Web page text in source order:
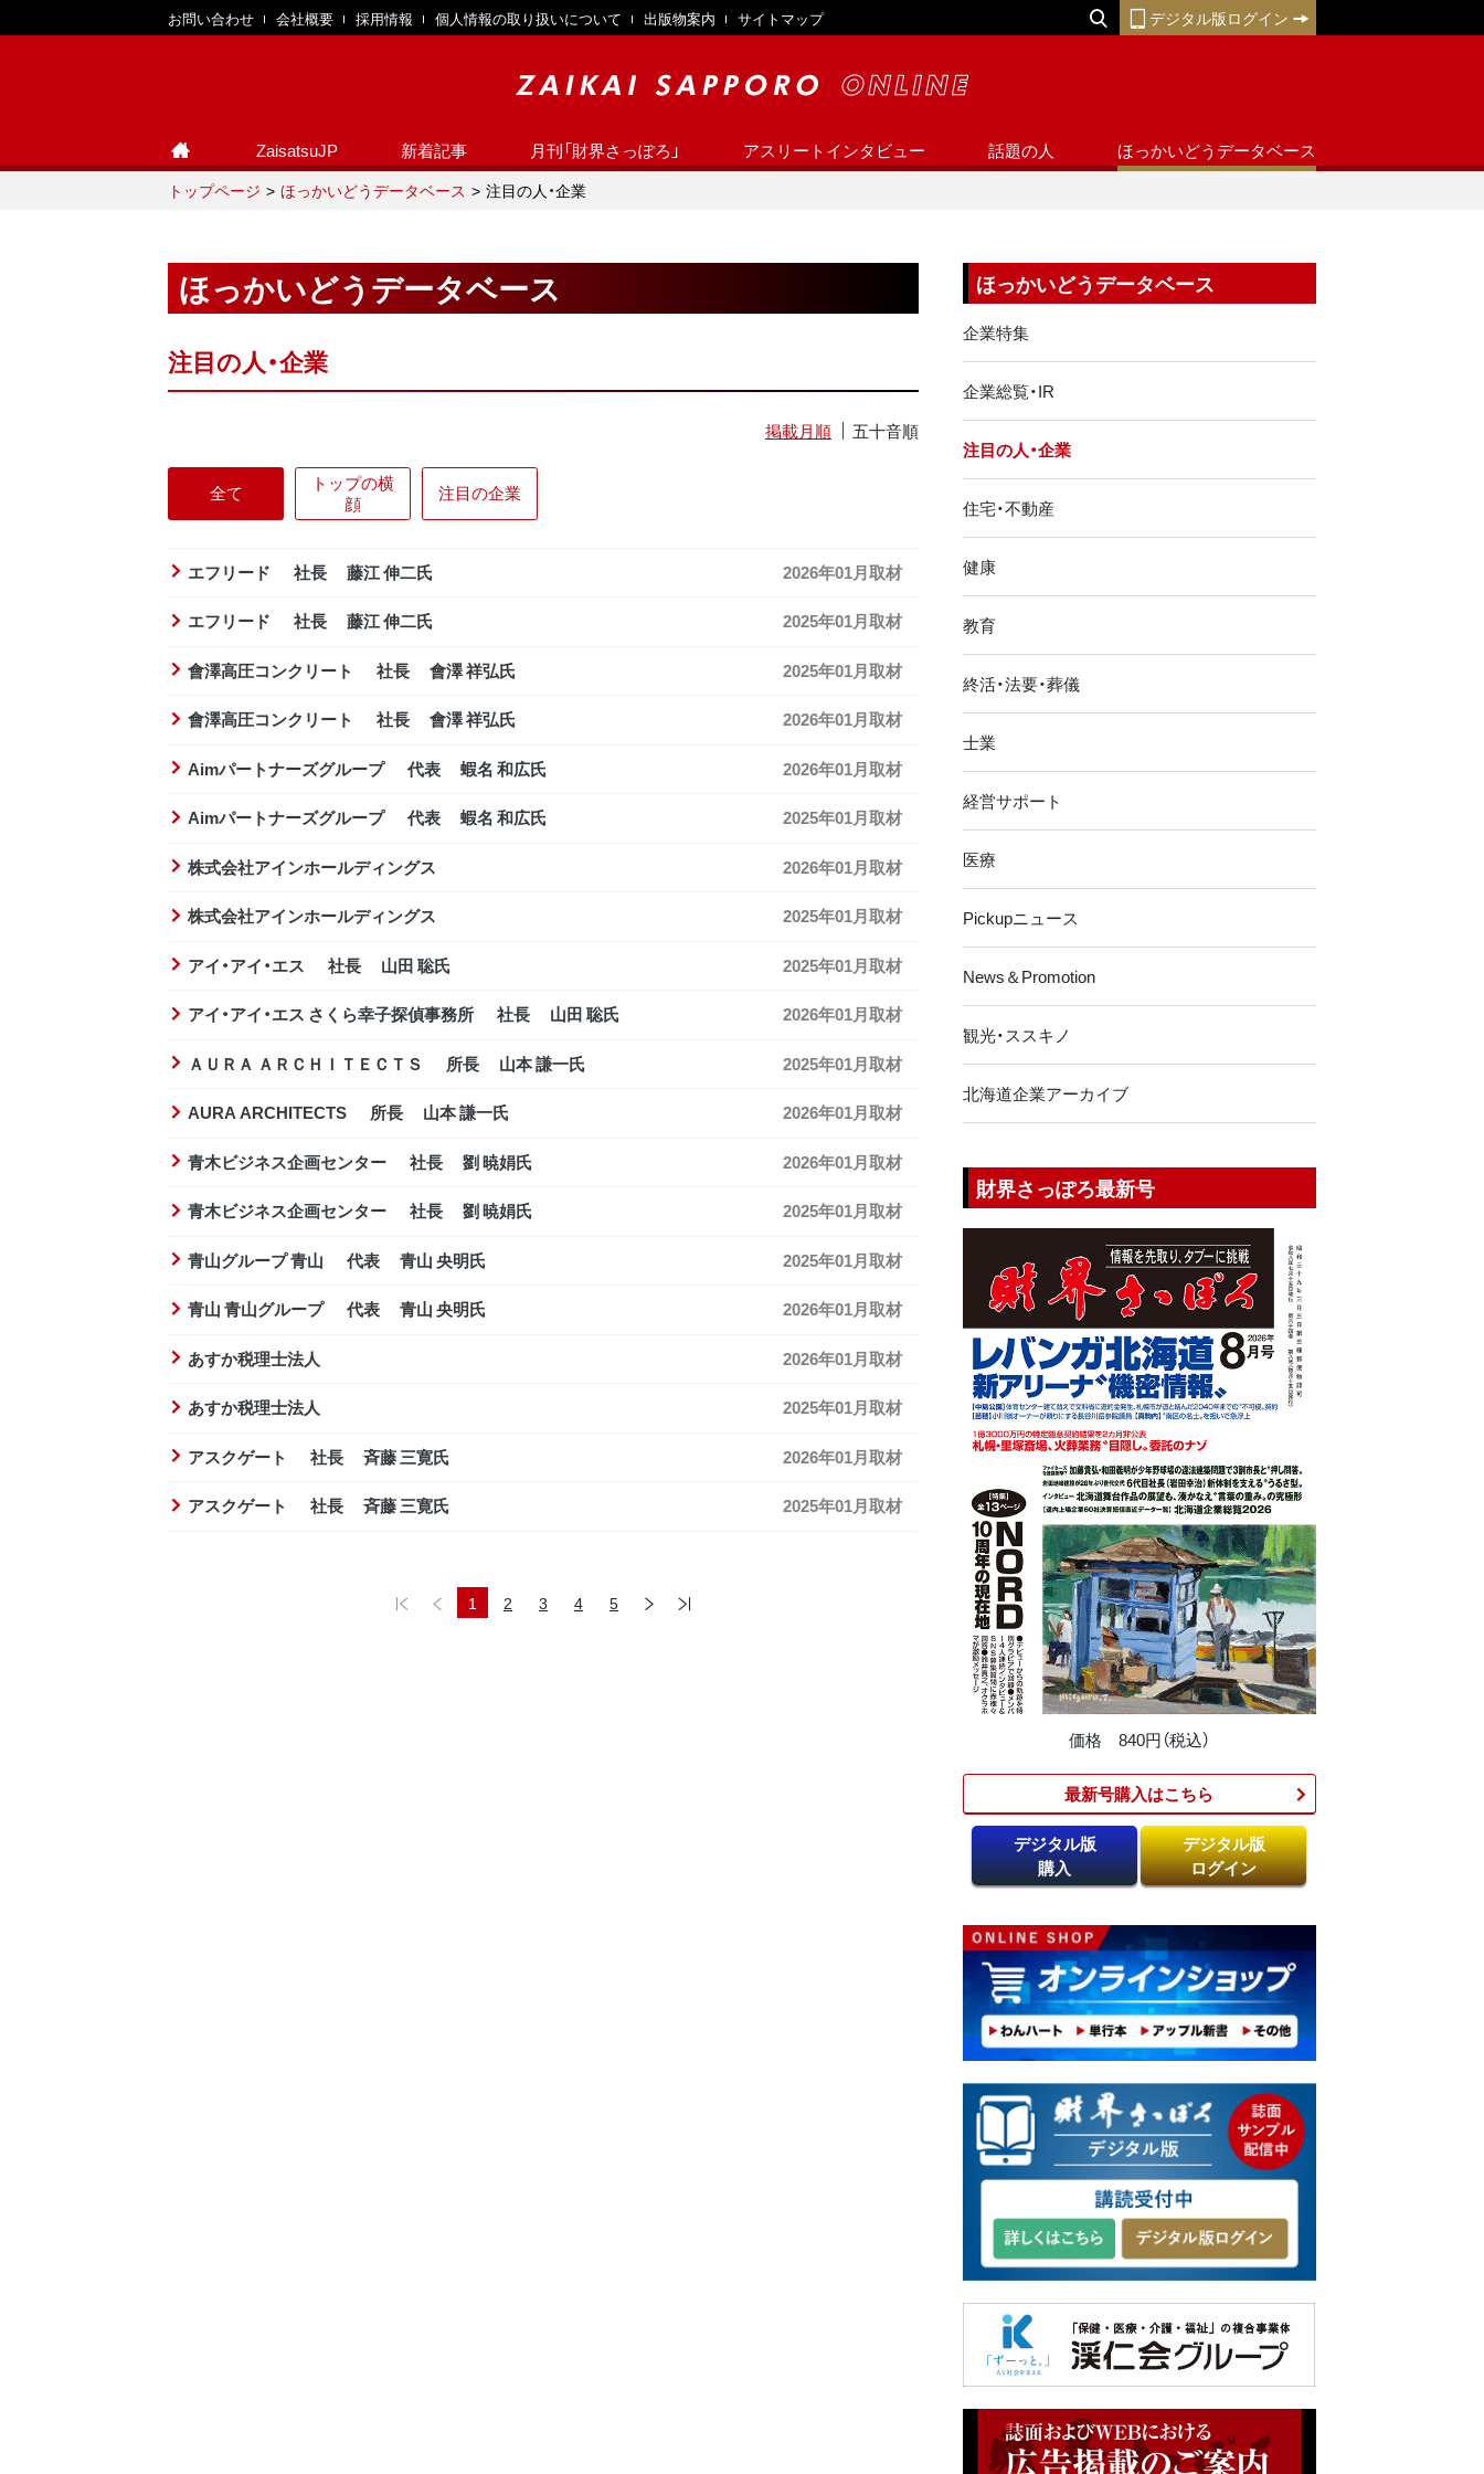
お問い合わせ 会社概要 採用情報 個人情報の取り扱いについて 出版物案内 サイトマップ デジタル版ログイン
ZaisatsuJP 新着記事 月刊「財界さっぽろ」 アスリートインタビュー 話題の人 ほっかいどうデータベース
トップページ ほっかいどうデータベース 注目の人・企業
ほっかいどうデータベース
注目の人・企業
掲載月順 五十音順
全て
トップの横
顔
注目の企業
エフリード 社長 藤江 伸二氏 2026年01月取材
エフリード 社長 藤江 伸二氏 2025年01月取材
會澤高圧コンクリート 社長 會澤 祥弘氏 2025年01月取材
會澤高圧コンクリート 社長 會澤 祥弘氏 2026年01月取材
Aimパートナーズグループ 代表 蝦名 和広氏 2026年01月取材
Aimパートナーズグループ 代表 蝦名 和広氏 2025年01月取材
株式会社アインホールディングス 2026年01月取材
株式会社アインホールディングス 2025年01月取材
アイ・アイ・エス 社長 山田 聡氏 2025年01月取材
アイ・アイ・エス さくら幸子探偵事務所 社長 山田 聡氏 2026年01月取材
ＡＵＲＡ ＡＲＣＨＩＴＥＣＴＳ 所長 山本 謙一氏 2025年01月取材
AURA ARCHITECTS 所長 山本 謙一氏 2026年01月取材
青木ビジネス企画センター 社長 劉 暁娟氏 2026年01月取材
青木ビジネス企画センター 社長 劉 暁娟氏 2025年01月取材
青山グループ 青山 代表 青山 央明氏 2025年01月取材
青山 青山グループ 代表 青山 央明氏 2026年01月取材
あすか税理士法人 2026年01月取材
あすか税理士法人 2025年01月取材
アスクゲート 社長 斉藤 三寛氏 2026年01月取材
アスクゲート 社長 斉藤 三寛氏 2025年01月取材
1 2 3 4 5
ほっかいどうデータベース
企業特集
企業総覧・IR
注目の人・企業
住宅・不動産
健康
教育
終活・法要・葬儀
士業
経営サポート
医療
Pickupニュース
News＆Promotion
観光・ススキノ
北海道企業アーカイブ
財界さっぽろ最新号
価格 840円（税込）
最新号購入はこちら​
デジタル版
購入
デジタル版
ログイン